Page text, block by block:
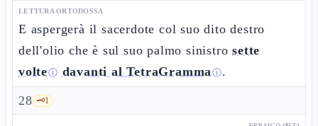
LETTURA ORTODOSSA
E aspergerà il sacerdote col suo dito destro
dell'olio che è sul suo palmo sinistrosette
volteⓘ davanti al TetraGrammaⓘ.
28 🗝️1